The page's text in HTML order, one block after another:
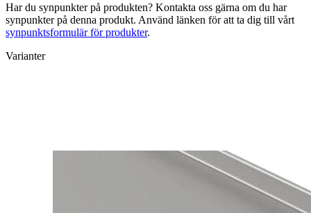
Har du synpunkter på produkten? Kontakta oss gärna om du har
synpunkter på denna produkt. Använd länken för att ta dig till vårt
synpunktsformulär för produkter.
Varianter